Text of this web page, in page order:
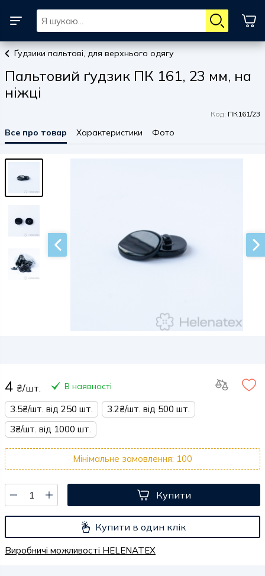
Ґудзики пальтові, для верхнього одягу
Пальтовий ґудзик ПК 161, 23 мм, на
ніжці
Код: ПК161/23
Все про товар Характеристики Фото
4 ₴/шт. В наявності
3.5₴/шт. від 250 шт.
3.2₴/шт. від 500 шт.
3₴/шт. від 1000 шт.
Мінімальне замовлення: 100
Купити
Купити в один клік
Виробничі можливості HELENATEX